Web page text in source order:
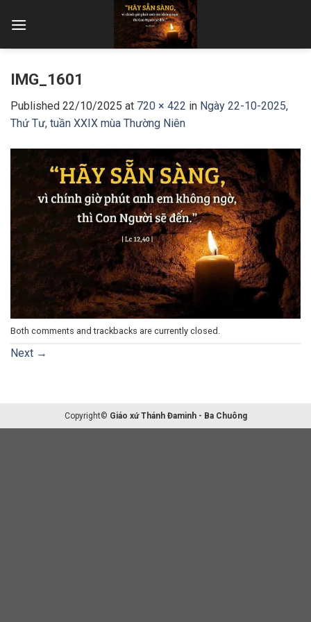
IMG_1601
Published 22/10/2025 at 720 × 422 in Ngày 22-10-2025,
Thứ Tư, tuần XXIX mùa Thường Niên
Both comments and trackbacks are currently closed.
Next →
Copyright© Giáo xứ Thánh Đaminh - Ba Chuông